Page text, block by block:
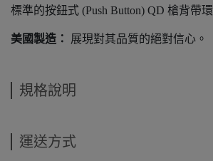
標準的按鈕式 (Push Button) QD 槍背帶環
美國製造： 展現對其品質的絕對信心。
規格說明
運送方式